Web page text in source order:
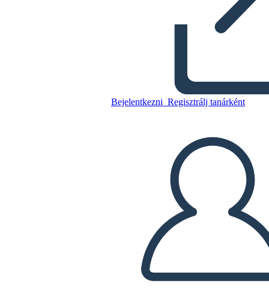
Bejelentkezni Regisztrálj tanárként
KÉSZÍTSEN EGY STORYBOARDOT
DIAVETÍTÉS LEJÁTSZÁSA
OLVASS NEKEM